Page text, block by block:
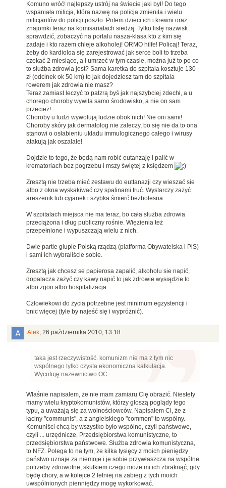
Komuno wróć! najlepszy ustrój na świecie jaki był! Do tego
wspaniała milicja, która nazwę na policja zmieniła i wielu
milicjantów do policji poszło. Potem dzieci ich i krewni oraz
znajomki teraz na komisariatach siedzą. Tylko listę nazwisk
sprawdzić, zobaczyć na portalu nasza-klasa kto z kim się
zadaje i kto razem chleje alkoholej! ORMO hilfe! Policaj! Teraz,
żeby do kardioloa się zarejestrować jak serce boli to trzeba
czekać 2 miesiące, a i umrzeć w tym czasie, można już to po co
to służba zdrowia jest? Sama karetka do szpitala kosztuje 130
zł (odcinek ok 50 km) to jak dojedziesz tam do szpitala
rowerem jak zdrowia nie masz?
Teraz zamiast leczyć to patzrą byś jak najszybciej zdechł, a u
chorego choroby wywiła samo środowisko, a nie on sam
przecież!
Choroby u ludzi wywołują ludzie obok nich! Nie oni sami!
Choroby skóry jak dermatolog nie zaleczy, bo się nie da to ona
stanowi o osłabieniu układu immulogicznego całego i wirusy
atakują jak oszalałe!
Dojdzie to tego, że będą nam robić eutanzaję i palić w
krematoriach bez pogrzebu i mszy świętej z księdzem
Zresztą nie trzeba mieć zestawu do euttanazji czy wieszać sie
albo z okna wyskakiwać czy spalinami truć. Wystarczy zażyć
areszenik lub cyjanek i szybka śmierć bezbolesna.
W szpitalach miejsca nie ma teraz, bo cała służba zdrowia
przeciążona i dług publiczny rośnie. Więzienia też
przepełnione i wypuszczają wielu z nich.
Dwie partie glupie Polską rządzą (platforma Obywatelska i PiS)
i sami ich wybraliście sobie.
Zresztą jak chcesz se papierosa zapalić, alkoholu sie napić,
dopalacza zażyć czy kawy napić to jak zdrowie wysiądzie to
albo zgon albo hospitalizacja.
Człowiekowi do życia potrzebne jest minimum egzystencji i
bnic więcej (tyle by najeść się i wypróżnić).
Alek, 26 października 2010, 13:18
taka jest rzeczywistość. komunizm nie ma z tym nic
wspólnego tylko czysta ekonomiczna kalkulacja.
Wycofuję nazewnictwo OC.
Właśnie napisałem, że nie mam zamiaru Cię obrazić. Niestety
mamy wielu kryptokomunistów, którzy głoszą poglądy tego
typu, a uważają się za wolnościowców. Napisałem Ci, że z
łaciny "communis", a z angielskiego "common" to wspólny.
Komuniści chcą by wszystko było wspólne, czyli państwowe,
czyli ... urzędnicze. Przedsiębiorstwa komunistyczne, to
przedsiębiorstwa państwowe. Służba zdrowia komunistyczna,
to NFZ. Polega to na tym, że kilka tysięcy z moich pieniędzy
państwo uznaje za niemoje i je sobie przywłaszcza na wspólne
potrzeby zdrowotne, skutkiem czego może mi ich zbraknąć, gdy
będę chory, a w kolejce 2 letniej na zabieg z tych moich
uwspólnionych pienniędzy mogę wykorkować.